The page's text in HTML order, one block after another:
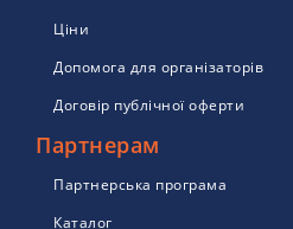
Ціни
Допомога для організаторів
Договір публічної оферти
Партнерам
Партнерська програма
Каталог